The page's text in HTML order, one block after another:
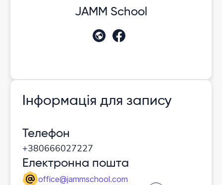
JAMM School
Інформація для запису
Телефон
+380666027227
Електронна пошта
office@jammschool.com